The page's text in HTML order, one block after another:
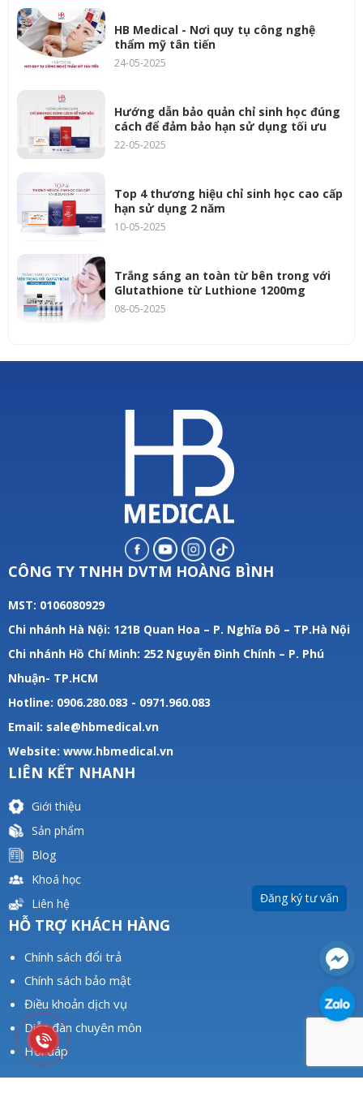
HB Medical - Nơi quy tụ công nghệ
thẩm mỹ tân tiến
24-05-2025
Hướng dẫn bảo quản chỉ sinh học đúng
cách để đảm bảo hạn sử dụng tối ưu
22-05-2025
Top 4 thương hiệu chỉ sinh học cao cấp
hạn sử dụng 2 năm
10-05-2025
Trắng sáng an toàn từ bên trong với
Glutathione từ Luthione 1200mg
08-05-2025
Đăng ký tư vấn
CÔNG TY TNHH DVTM HOÀNG BÌNH
MST: 0106080929
Chi nhánh Hà Nội: 121B Quan Hoa – P. Nghĩa Đô – TP.Hà Nội
Chi nhánh Hồ Chí Minh: 252 Nguyễn Đình Chính – P. Phú
Nhuận- TP.HCM
Hotline: 0906.280.083 - 0971.960.083
Email: sale@hbmedical.vn
Website: www.hbmedical.vn
LIÊN KẾT NHANH
Giới thiệu
Sản phẩm
Blog
Khoá học
Liên hệ
HỖ TRỢ KHÁCH HÀNG
Chính sách đổi trả
Chính sách bảo mật
Điều khoản dịch vụ
Diễn đàn chuyên môn
Hỏi đáp